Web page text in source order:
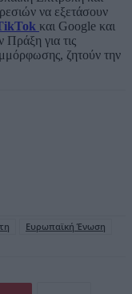
να εξετάσουν
και Google και
για τις
ζητούν την
Ευρωπαϊκή Ένωση